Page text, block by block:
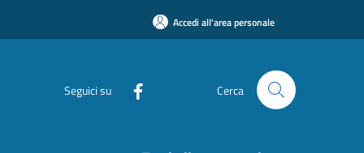
Accedi all'area personale
Seguici su Cerca